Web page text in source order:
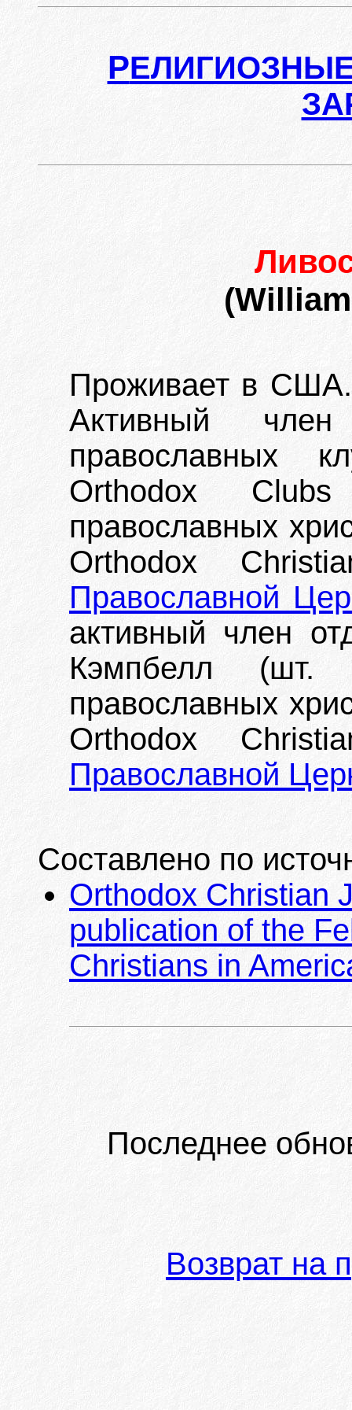
Р
Проживает в
Активный член
православных
Orthodox
православных
Orthodox
Православной
активный член
Кэмпбелл (шт.
православных
Orthodox
Православной
Составлено по
Orthodox Christian
publication of the
Christians in
Последнее
Возврат на